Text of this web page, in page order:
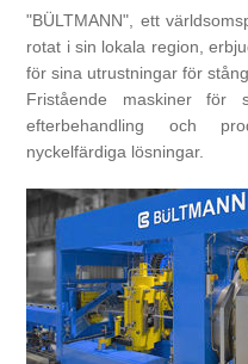
Bearbetning av stång,
Bearbetning av plåt och
Målnings- och
"BÜLTMANN", ett
rotat i sin lokala region,
för sina utrustningar för
Fristående maskiner för
efterbehandling och
nyckelfärdiga lösningar.